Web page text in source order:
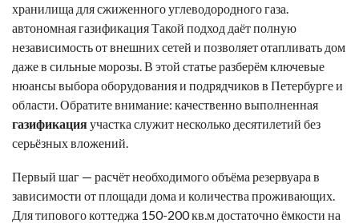
хранилища для сжиженного углеводородного газа.
автономная газификацияТакой подход даёт полную
независимость от внешних сетей и позволяет отапливать дом
даже в сильные морозы. В этой статье разберём ключевые
нюансы выбора оборудования и подрядчиков в Петербурге и
области. Обратите внимание: качественно выполненная
газификацияучастка служит несколько десятилетий без
серьёзных вложений.
Первый шаг — расчёт необходимого объёма резервуара в
зависимости от площади дома и количества проживающих.
Для типового коттеджа 150-200 кв.м достаточно ёмкости на